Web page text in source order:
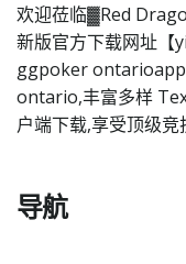
欢迎莅临▓Red
新版官方下载网址【
ggpoker
ontario,丰富多样
户端下载,享受顶级
导航